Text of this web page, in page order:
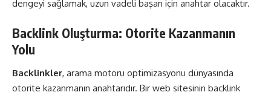
dengeyi sağlamak, uzun vadeli başarı için anahtar olacaktır.
Backlink Oluşturma: Otorite Kazanmanın
Yolu
Backlinkler, arama motoru optimizasyonu dünyasında
otorite kazanmanın anahtarıdır. Bir web sitesinin backlink